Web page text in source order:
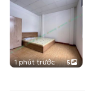
1 phút trước 5